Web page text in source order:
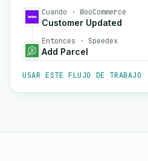
Cuando · WooCommerce
Customer Updated
Entonces · Speedex
Add Parcel
USAR ESTE FLUJO DE TRABAJO